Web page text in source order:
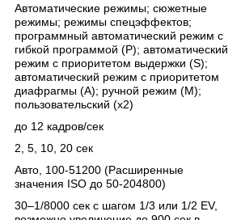
Автоматические режимы; сюжетные
режимы; режимы спецэффектов;
программный автоматический режим с
гибкой программой (P); автоматический
режим с приоритетом выдержки (S);
автоматический режим с приоритетом
диафрагмы (A); ручной режим (M);
пользовательский (x2)
до 12 кадров/сек
2, 5, 10, 20 сек
Авто, 100-51200 (Расширенные
значения ISO до 50-204800)
30–1/8000 сек с шагом 1/3 или 1/2 EV,